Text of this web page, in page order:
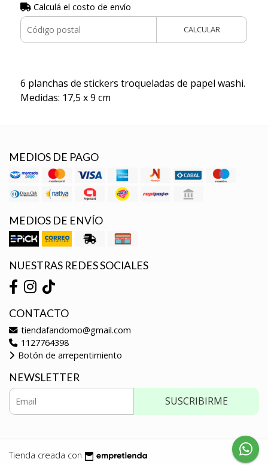
Calculá el costo de envío
CALCULAR
6 planchas de stickers troqueladas de papel washi.
Medidas: 17,5 x 9 cm
MEDIOS DE PAGO
MEDIOS DE ENVÍO
NUESTRAS REDES SOCIALES
CONTACTO
tiendafandomo@gmail.com
1127764398
Botón de arrepentimiento
NEWSLETTER
SUSCRIBIRME
Tienda creada con